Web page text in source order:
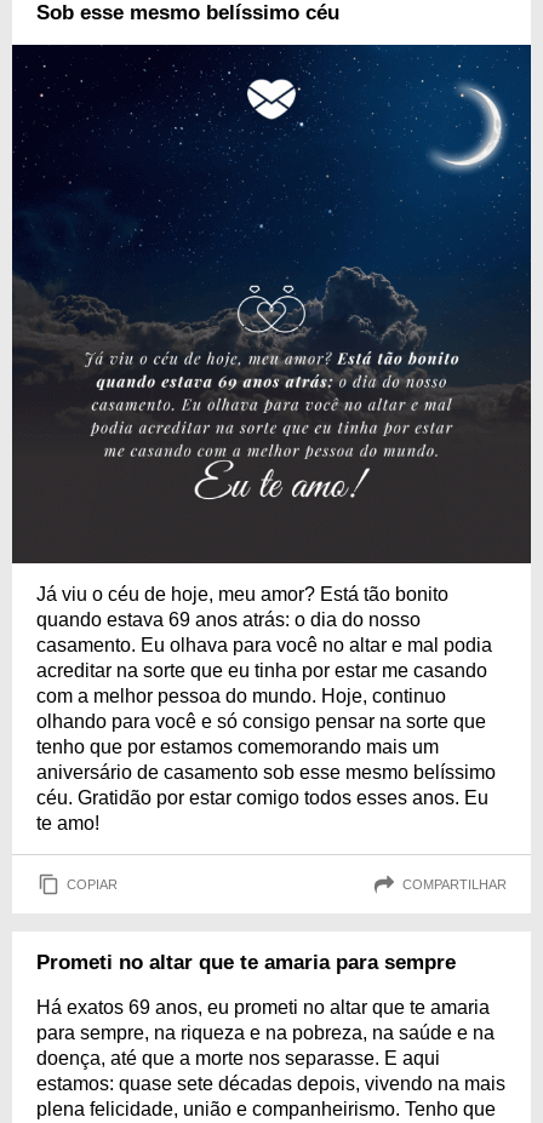
Sob esse mesmo belíssimo céu
Já viu o céu de hoje, meu amor? Está tão bonito
quando estava 69 anos atrás: o dia do nosso
casamento. Eu olhava para você no altar e mal podia
acreditar na sorte que eu tinha por estar me casando
com a melhor pessoa do mundo. Hoje, continuo
olhando para você e só consigo pensar na sorte que
tenho que por estamos comemorando mais um
aniversário de casamento sob esse mesmo belíssimo
céu. Gratidão por estar comigo todos esses anos. Eu
te amo!
COPIAR COMPARTILHAR
Prometi no altar que te amaria para sempre
Há exatos 69 anos, eu prometi no altar que te amaria
para sempre, na riqueza e na pobreza, na saúde e na
doença, até que a morte nos separasse. E aqui
estamos: quase sete décadas depois, vivendo na mais
plena felicidade, união e companheirismo. Tenho que